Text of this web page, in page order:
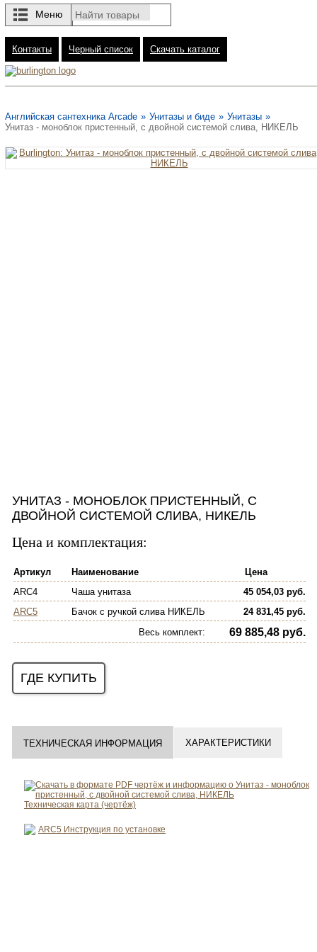
Контакты Черный список Скачать каталог
Английская сантехника Arcade » Унитазы и биде » Унитазы »
Унитаз - моноблок пристенный, с двойной системой слива, НИКЕЛЬ
Меню
УНИТАЗ - МОНОБЛОК ПРИСТЕННЫЙ, С
ДВОЙНОЙ СИСТЕМОЙ СЛИВА, НИКЕЛЬ
Цена и комплектация:
Артикул Наименование
Цена
ARC4
Чаша унитаза
45 054,03 руб.
ARC5
Бачок с ручкой слива НИКЕЛЬ
24 831,45 руб.
Весь комплект: 69 885,48 руб.
ГДЕ КУПИТЬ
ТЕХНИЧЕСКАЯ ИНФОРМАЦИЯ
Техническая карта (чертёж)
ARC5 Инструкция по установке
ХАРАКТЕРИСТИКИ